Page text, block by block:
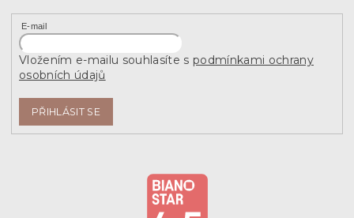
E-mail
Vložením e-mailu souhlasíte s podmínkami ochrany
osobních údajů
PŘIHLÁSIT SE